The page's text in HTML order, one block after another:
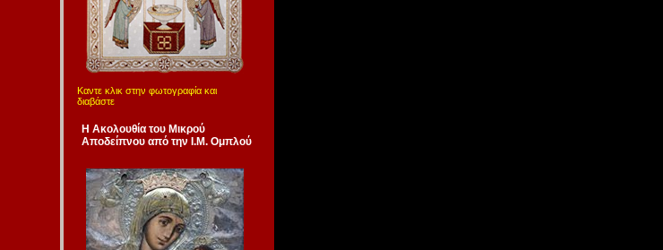
Καντε κλικ στην φωτογραφία και
διαβάστε
Η Ακολουθία του Μικρού
Αποδείπνου από την Ι.Μ. Ομπλού